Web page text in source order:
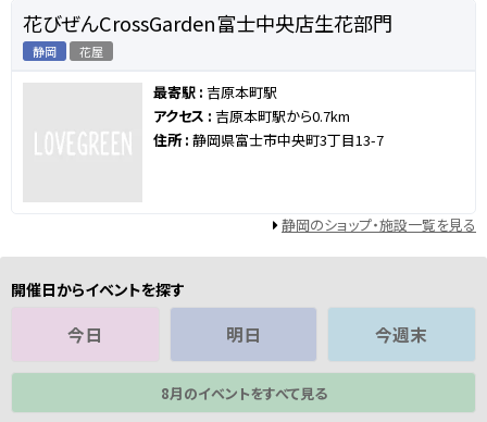
花びぜんCrossGarden富士中央店生花部門
静岡 花屋
最寄駅 : 吉原本町駅
アクセス : 吉原本町駅から0.7km
住所 : 静岡県富士市中央町3丁目13-7
静岡のショップ・施設一覧を見る
開催日からイベントを探す
今日 明日 今週末
8月のイベントをすべて見る